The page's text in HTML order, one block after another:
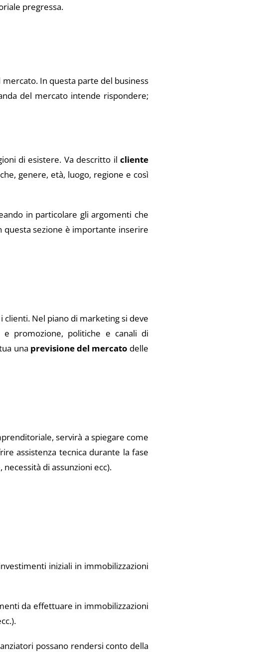
pregressa.
In questa parte del business
del mercato intende rispondere;
di esistere. Va descritto il cliente
genere, età, luogo, regione e così
in particolare gli argomenti che
questa sezione è importante inserire
Nel piano di marketing si deve
promozione, politiche e canali di
una previsione del mercato delle
servirà a spiegare come
assistenza tecnica durante la fase
di assunzioni ecc).
iniziali in immobilizzazioni
da effettuare in immobilizzazioni
possano rendersi conto della